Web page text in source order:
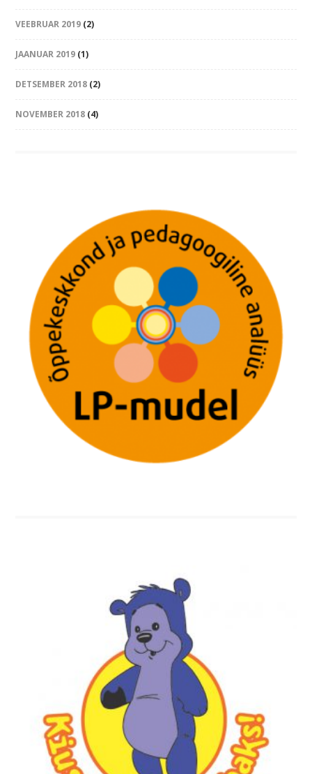
VEEBRUAR 2019 (2)
JAANUAR 2019 (1)
DETSEMBER 2018 (2)
NOVEMBER 2018 (4)